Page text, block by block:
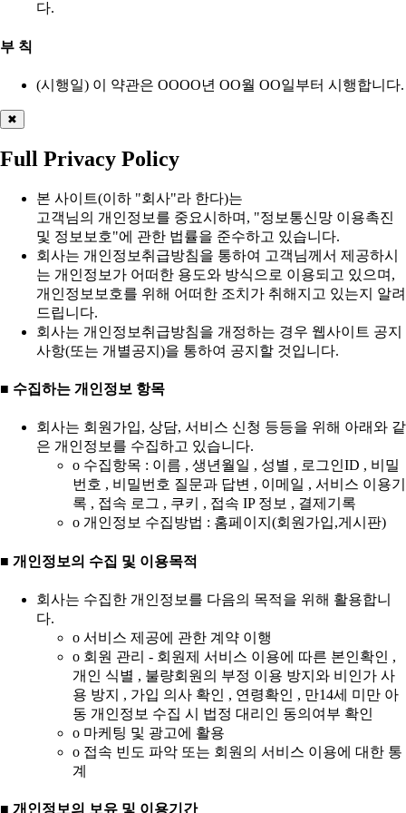
다.
부 칙
(시행일) 이 약관은 OOOO년 OO월 OO일부터 시행합니다.
✖
Full Privacy Policy
본 사이트(이하 "회사"라 한다)는
고객님의 개인정보를 중요시하며, "정보통신망 이용촉진
및 정보보호"에 관한 법률을 준수하고 있습니다.
회사는 개인정보취급방침을 통하여 고객님께서 제공하시
는 개인정보가 어떠한 용도와 방식으로 이용되고 있으며,
개인정보보호를 위해 어떠한 조치가 취해지고 있는지 알려
드립니다.
회사는 개인정보취급방침을 개정하는 경우 웹사이트 공지
사항(또는 개별공지)을 통하여 공지할 것입니다.
■ 수집하는 개인정보 항목
회사는 회원가입, 상담, 서비스 신청 등등을 위해 아래와 같
은 개인정보를 수집하고 있습니다.
ο 수집항목 : 이름 , 생년월일 , 성별 , 로그인ID , 비밀
번호 , 비밀번호 질문과 답변 , 이메일 , 서비스 이용기
록 , 접속 로그 , 쿠키 , 접속 IP 정보 , 결제기록
ο 개인정보 수집방법 : 홈페이지(회원가입,게시판)
■ 개인정보의 수집 및 이용목적
회사는 수집한 개인정보를 다음의 목적을 위해 활용합니
다.
ο 서비스 제공에 관한 계약 이행
ο 회원 관리 - 회원제 서비스 이용에 따른 본인확인 ,
개인 식별 , 불량회원의 부정 이용 방지와 비인가 사
용 방지 , 가입 의사 확인 , 연령확인 , 만14세 미만 아
동 개인정보 수집 시 법정 대리인 동의여부 확인
ο 마케팅 및 광고에 활용
ο 접속 빈도 파악 또는 회원의 서비스 이용에 대한 통
계
■ 개인정보의 보유 및 이용기간